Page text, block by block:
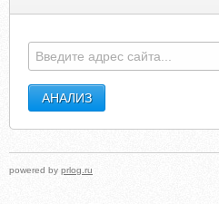
powered by prlog.ru